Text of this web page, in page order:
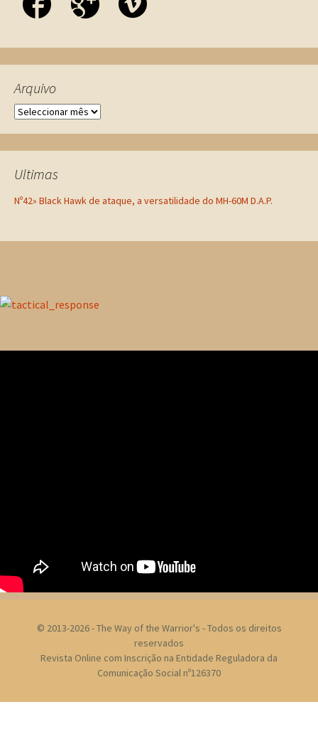
Arquivo
Ultimas
Nº42» Black Hawk de ataque, a versatilidade do MH-60M D.A.P.
© 2013-2026 - The Way of the Warrior's - Todos os direitos
reservados
Revista Online com Inscrição na Entidade Reguladora da
Comunicação Social nº126370